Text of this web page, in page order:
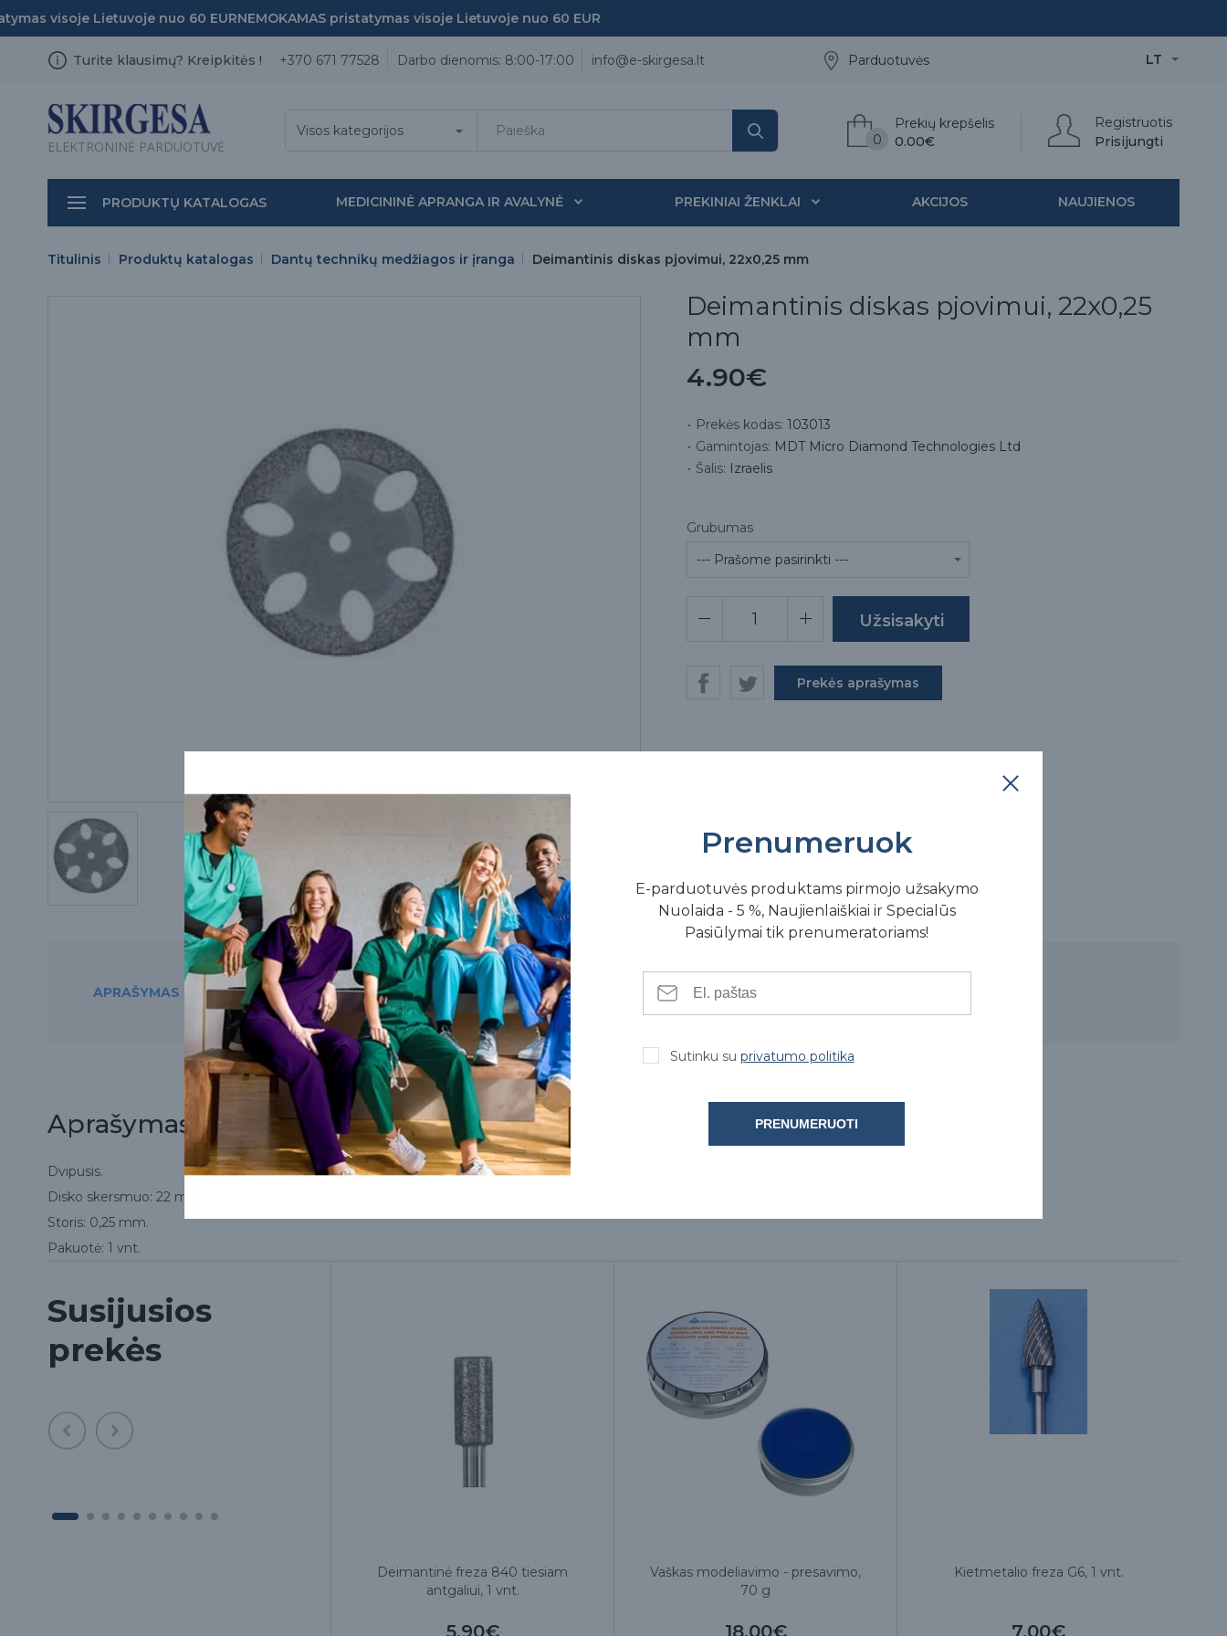
visoje Lietuvoje nuo 60 EURNEMOKAMAS pristatymas visoje Lietuvoje nuo 60 EUR
Turite klausimų? Kreipkitės ! +370 671 77528 Darbo dienomis: 8:00-17:00 info@e-skirgesa.lt LT
Parduotuvės
ELEKTRONINĖ PARDUOTUVĖ
Registruotis
Prisijungti
Prekių krepšelis
0.00€
0
Visos kategorijos
PRODUKTŲ KATALOGAS MEDICININĖ APRANGA IR AVALYNĖ PREKINIAI ŽENKLAI AKCIJOS NAUJIENOS
Titulinis Produktų katalogas Dantų technikų medžiagos ir įranga Deimantinis diskas pjovimui, 22x0,25 mm
Deimantinis diskas pjovimui, 22x0,25
mm
4.90€
Prekės kodas: 103013
Gamintojas: MDT Micro Diamond Technologies Ltd
Šalis: Izraelis
Grubumas
Prekės aprašymas
APRAŠYMAS PREKĘ RASITE ŠIOSE FIZINĖSE PARDUOTUVĖSE
Aprašymas
Dvipusis.
Disko skersmuo: 22 mm.
Storis: 0,25 mm.
Pakuotė: 1 vnt.
Susijusios
prekės
Deimantinė freza 840 tiesiam
antgaliui, 1 vnt.
5.90€
Vaškas modeliavimo - presavimo,
70 g
18.00€
Kietmetalio freza G6, 1 vnt.
7.00€
Prenumeruok
E-parduotuvės produktams pirmojo užsakymo
Nuolaida - 5 %, Naujienlaiškiai ir Specialūs
Pasiūlymai tik prenumeratoriams!
Sutinku su privatumo politika
PRENUMERUOTI